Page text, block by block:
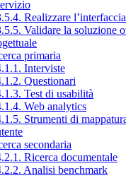
Realizzare
Validare la soluzione
primaria
Interviste
Questionari
Test di usabilità
Web analytics
Strumenti di
secondaria
Ricerca documentale
Analisi benchmark